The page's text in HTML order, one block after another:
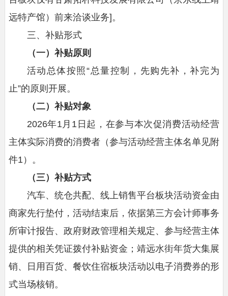
远特产馆）前来洽谈业务]。
三、补贴形式
（一）补贴原则
活动总体按照“总量控制，先购先补，补完为
止”的原则开展。
（二）补贴对象
2026年1月1日起，在参与本次促消费活动经营
主体实际消费的消费者（参与活动经营主体名单见附
件1）。
（三）补贴方式
汽车、统仓共配、线上销售平台板块活动资金由
商家先行垫付，活动结束后，依据第三方会计师事务
所审计报告、政府财政管理相关规定、参与经营主体
提供的相关凭证拨付补贴资金；靖远水街年货大集展
销、日用百货、餐饮住宿板块活动以电子消费券的形
式当场核销。